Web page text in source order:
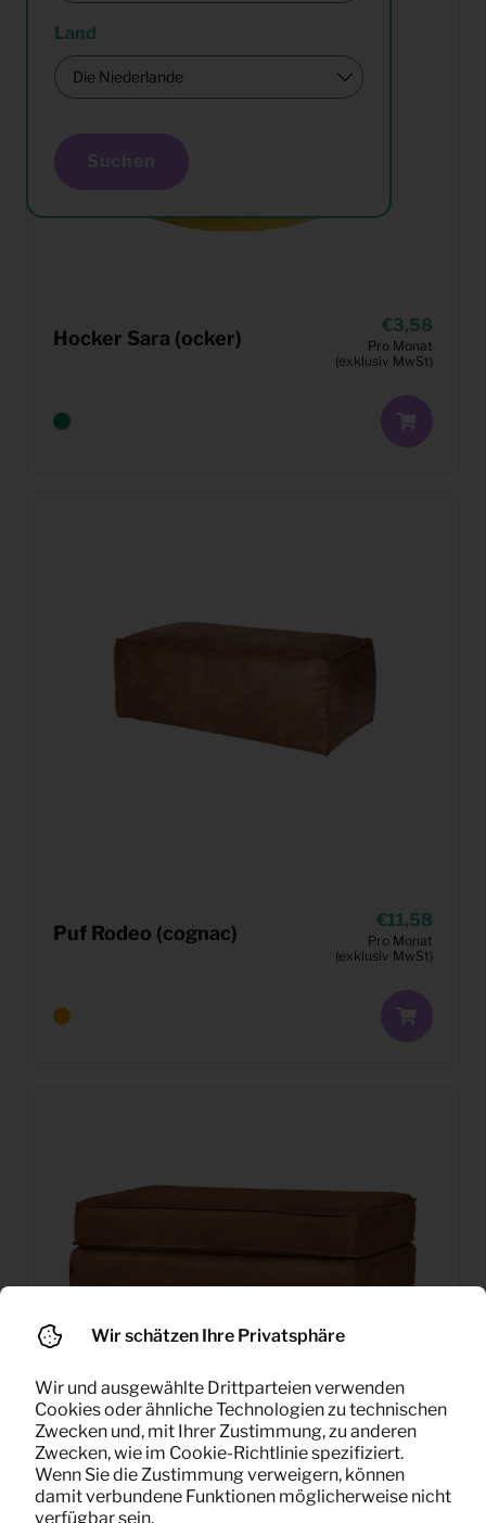
Land
Suchen
Hocker Sara (ocker)
3,58
Pro Monat
(exklusiv MwSt)
Puf Rodeo (cognac)
11,58
Pro Monat
(exklusiv MwSt)
Wir schätzen Ihre Privatsphäre
Wir und ausgewählte Drittparteien verwenden
Cookies oder ähnliche Technologien zu technischen
Zwecken und, mit Ihrer Zustimmung, zu anderen
Zwecken, wie im Cookie-Richtlinie spezifiziert.
Wenn Sie die Zustimmung verweigern, können
damit verbundene Funktionen möglicherweise nicht
verfügbar sein.